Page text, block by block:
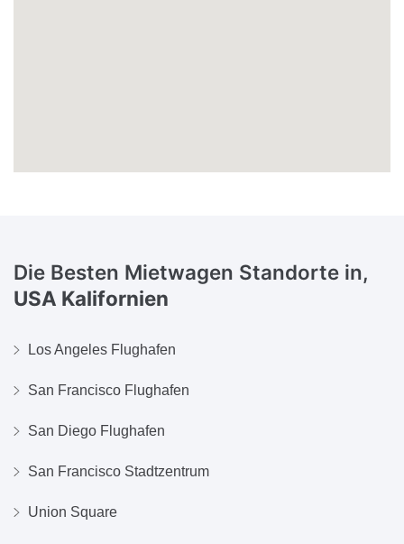
Die Besten Mietwagen Standorte in,
USA Kalifornien
Los Angeles Flughafen
San Francisco Flughafen
San Diego Flughafen
San Francisco Stadtzentrum
Union Square